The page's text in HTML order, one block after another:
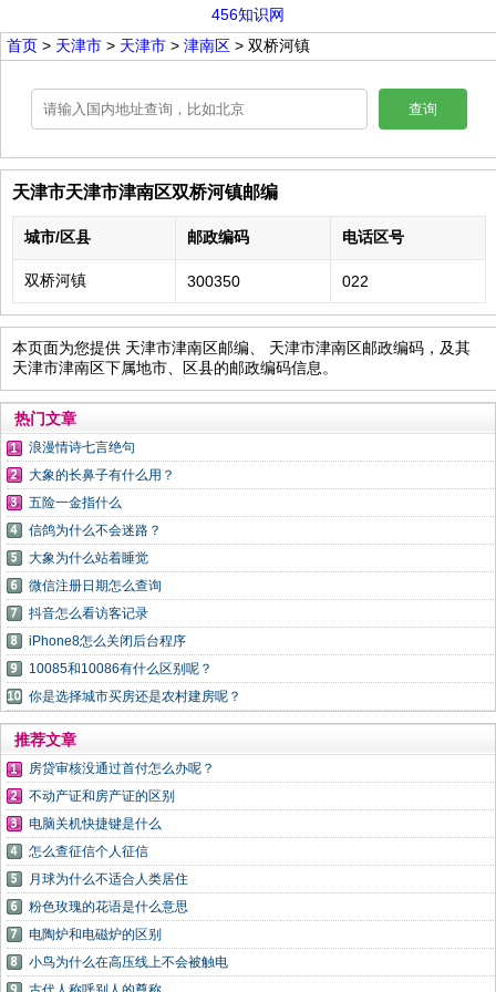
456知识网
首页 > 天津市 > 天津市 > 津南区 > 双桥河镇
查询
天津市天津市津南区双桥河镇邮编
城市/区县 邮政编码 电话区号
双桥河镇 300350 022
本页面为您提供 天津市津南区邮编、 天津市津南区邮政编码，及其
天津市津南区下属地市、区县的邮政编码信息。
热门文章
浪漫情诗七言绝句
大象的长鼻子有什么用？
五险一金指什么
信鸽为什么不会迷路？
大象为什么站着睡觉
微信注册日期怎么查询
抖音怎么看访客记录
iPhone8怎么关闭后台程序
10085和10086有什么区别呢？
你是选择城市买房还是农村建房呢？
推荐文章
房贷审核没通过首付怎么办呢？
不动产证和房产证的区别
电脑关机快捷键是什么
怎么查征信个人征信
月球为什么不适合人类居住
粉色玫瑰的花语是什么意思
电陶炉和电磁炉的区别
小鸟为什么在高压线上不会被触电